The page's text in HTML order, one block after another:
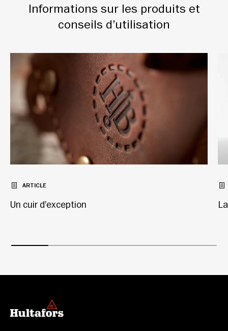
Informations sur les produits et
conseils d’utilisation
ARTICLE
Un cuir d’exception